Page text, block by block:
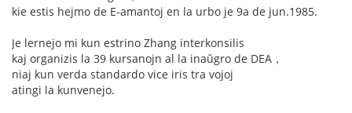
kie estis hejmo de E-amantoj en la urbo je 9a de jun.1985.
Je lernejo mi kun estrino Zhang interkonsilis
kaj organizis la 39 kursanojn al la inaŭgro de DEA，
niaj kun verda standardo vice iris tra vojoj
atingi la kunvenejo.